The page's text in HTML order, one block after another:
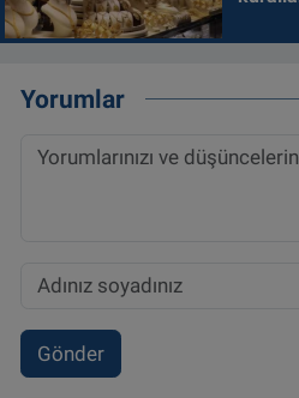
Yorumlar
Gönder